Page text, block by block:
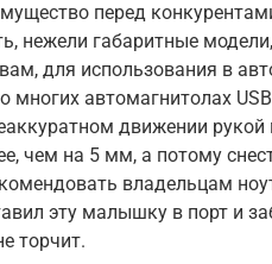
перед
нежели габаритные
для использования в
многих автомагнитолах
движении рукой
чем на 5 мм, а потому
владельцам
эту малышку в порт и
торчит.